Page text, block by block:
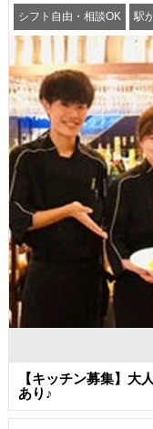
シフト自由・相談OK 駅
【キッチン募集】
あり♪